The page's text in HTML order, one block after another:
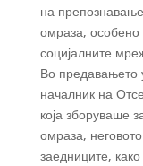
на
омраза, особено
социјалните
Во предавањето
началник на
која зборуваше
омраза,
заедниците,